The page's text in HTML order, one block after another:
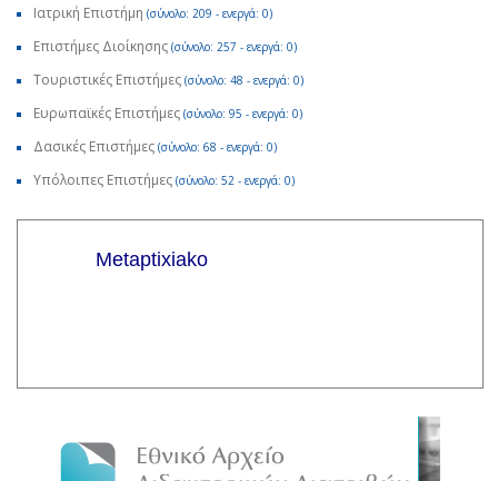
Ιατρική Επιστήμη (σύνολο: 209 - ενεργά: 0)
Επιστήμες Διοίκησης (σύνολο: 257 - ενεργά: 0)
Τουριστικές Επιστήμες (σύνολο: 48 - ενεργά: 0)
Ευρωπαϊκές Επιστήμες (σύνολο: 95 - ενεργά: 0)
Δασικές Επιστήμες (σύνολο: 68 - ενεργά: 0)
Υπόλοιπες Επιστήμες (σύνολο: 52 - ενεργά: 0)